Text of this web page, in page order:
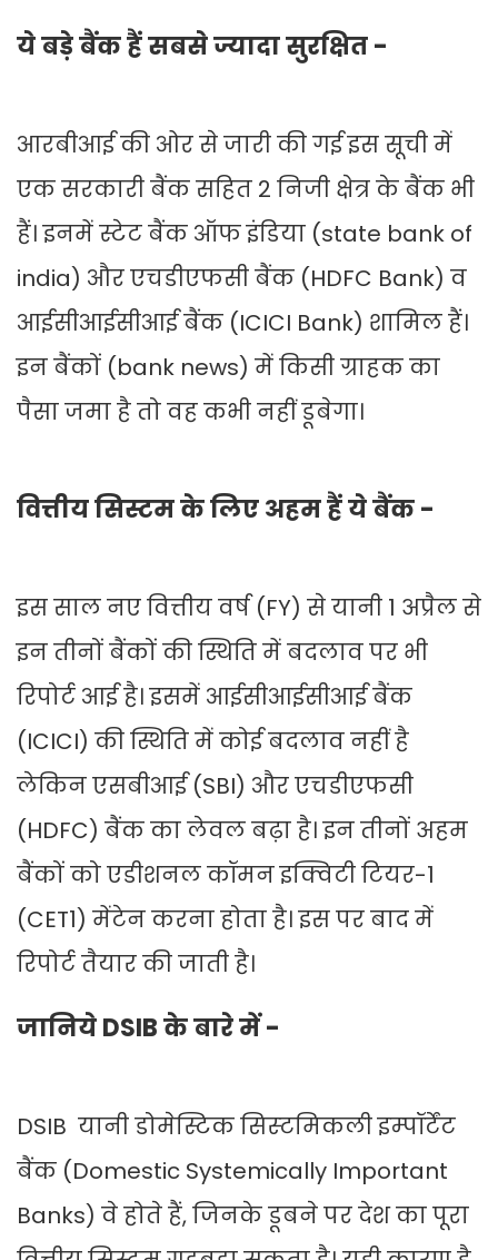
ये बड़े बैंक हैं सबसे ज्यादा सुरक्षित -
आरबीआई की ओर से जारी की गई इस सूची में
एक सरकारी बैंक सहित 2 निजी क्षेत्र के बैंक भी
हैं। इनमें स्टेट बैंक ऑफ इंडिया (state bank of
india) और एचडीएफसी बैंक (HDFC Bank) व
आईसीआईसीआई बैंक (ICICI Bank) शामिल हैं।
इन बैंकों (bank news) में किसी ग्राहक का
पैसा जमा है तो वह कभी नहीं डूबेगा।
वित्तीय सिस्टम के लिए अहम हैं ये बैंक -
इस साल नए वित्तीय वर्ष (FY) से यानी 1 अप्रैल से
इन तीनों बैंकों की स्थिति में बदलाव पर भी
रिपोर्ट आई है। इसमें आईसीआईसीआई बैंक
(ICICI) की स्थिति में कोई बदलाव नहीं है
लेकिन एसबीआई (SBI) और एचडीएफसी
(HDFC) बैंक का लेवल बढ़ा है। इन तीनों अहम
बैंकों को एडीशनल कॉमन इक्विटी टियर-1
(CET1) मेंटेन करना होता है। इस पर बाद में
रिपोर्ट तैयार की जाती है।
जानिये DSIB के बारे में -
DSIB यानी डोमेस्टिक सिस्‍टमिकली इम्‍पॉर्टेंट
बैंक (Domestic Systemically Important
Banks) वे होते हैं, जिनके डूबने पर देश का पूरा